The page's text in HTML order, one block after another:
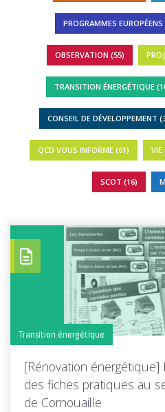
PROGRAMMES
OBSERVATION (55)
TRANSITION ÉNERGÉTIQUE
CONSEIL DE DÉVELOPPEMENT
QCD VOUS INFORME (61) VIE
SCOT (16)
Transition énergétique
[Rénovation énergétique]
des fiches pratiques au
de Cornouaille